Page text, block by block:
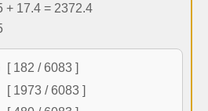
+ 17.4 = 2372.4
[ 182 / 6083 ]
[ 1973 / 6083 ]